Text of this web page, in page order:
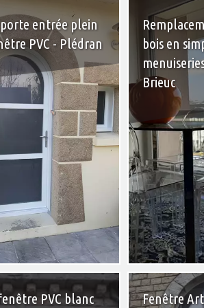
entrée plein
PVC - Plédran
+
bois en
Brieuc
PVC blanc
Fenêtre